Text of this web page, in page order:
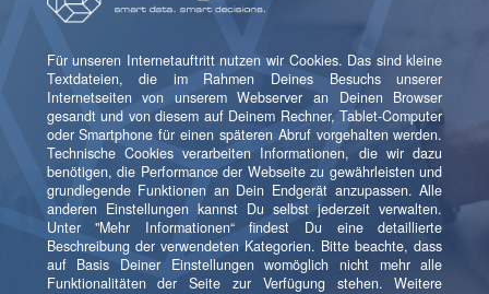
Videos zur Partnerschaft